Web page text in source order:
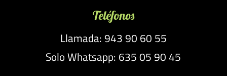
Teléfonos
Llamada: 943 90 60 55
Solo Whatsapp: 635 05 90 45